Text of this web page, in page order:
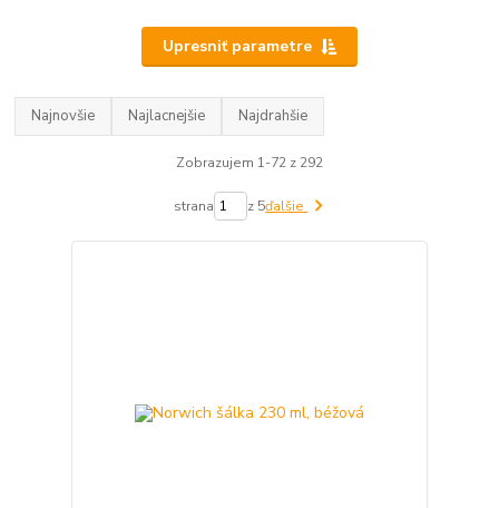
Upresniť parametre
Najnovšie Najlacnejšie Najdrahšie
Zobrazujem 1-72 z 292
strana z 5ďalšie